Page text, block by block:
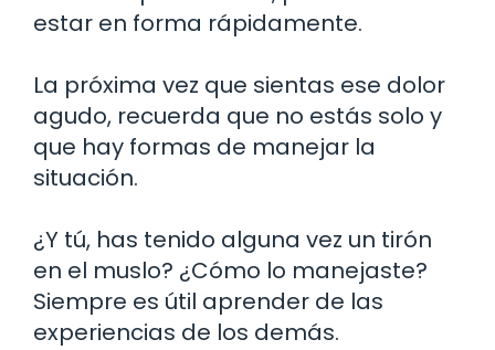
estar en forma rápidamente.
La próxima vez que sientas ese dolor
agudo, recuerda que no estás solo y
que hay formas de manejar la
situación.
¿Y tú, has tenido alguna vez un tirón
en el muslo? ¿Cómo lo manejaste?
Siempre es útil aprender de las
experiencias de los demás.